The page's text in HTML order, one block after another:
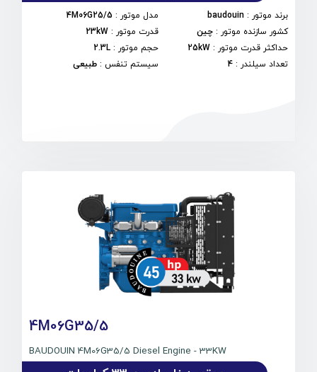
برند موتور :
baudouin مدل موتور :
4M06G25/5
کشور سازنده موتور : چین قدرت موتور :
23kW
حداکثر قدرت موتور :
25kW حجم موتور :
2.3L
تعداد سیلندر :
4 سیستم تنفس : طبیعی
4M06G35/5
BAUDOUIN 4M06G35/5 Diesel Engine - 33KW